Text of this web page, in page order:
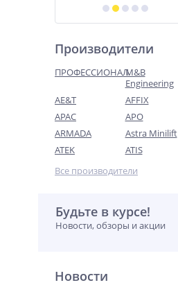
Производители
ПРОФЕССИОНАЛM&B
Engineering
AE&T
AFFIX
APAC
APO
ARMADA
Astra Minilift
ATEK
ATIS
Все производители
Будьте в курсе!
Новости, обзоры и акции
Новости